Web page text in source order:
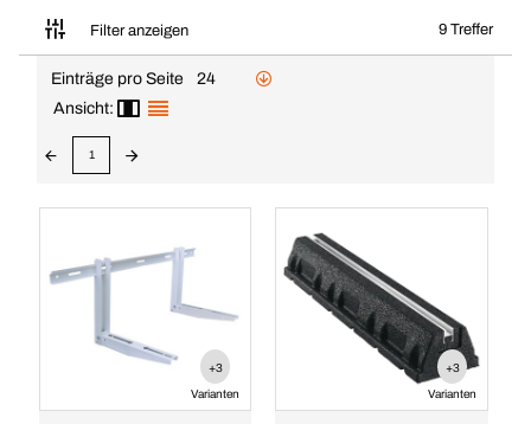
Filter anzeigen 9 Treffer
Einträge pro Seite
24
Ansicht:
1
+3
Varianten
+3
Varianten